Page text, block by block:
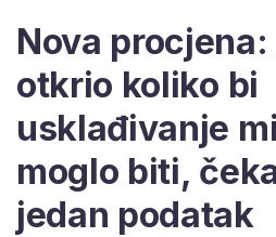
Nova
otkrio koliko bi
usklađivanje
moglo biti,
jedan podatak